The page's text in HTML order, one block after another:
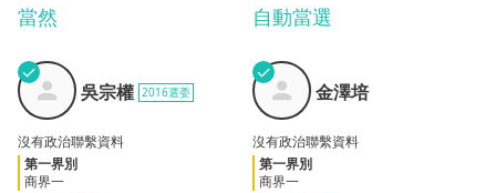
當然 自動當選
吳宗
權
✓
吳宗權 2016選委
沒有政治聯繫資料
第一界別
商界一
金澤
培
✓
金澤培
沒有政治聯繫資料
第一界別
商界一